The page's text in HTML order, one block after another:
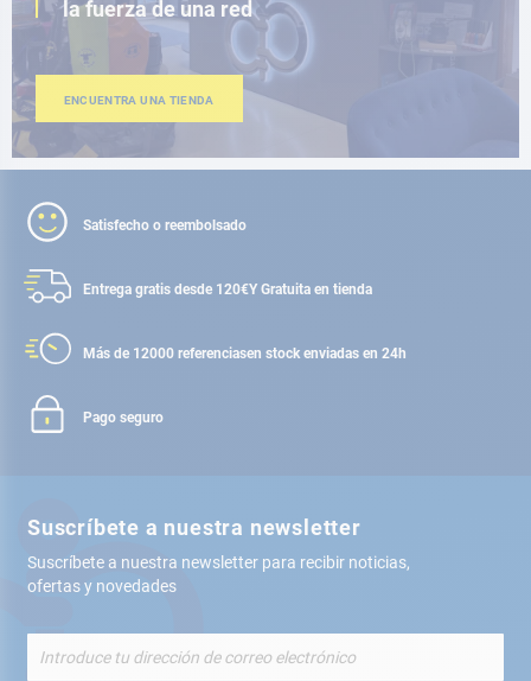
la fuerza de una red
ENCUENTRA UNA TIENDA
Satisfecho o reembolsado
Entrega gratis desde 120€Y Gratuita en tienda
Más de 12000 referenciasen stock enviadas en 24h
Pago seguro
Suscríbete a nuestra newsletter
Suscríbete a nuestra newsletter para recibir noticias,
ofertas y novedades